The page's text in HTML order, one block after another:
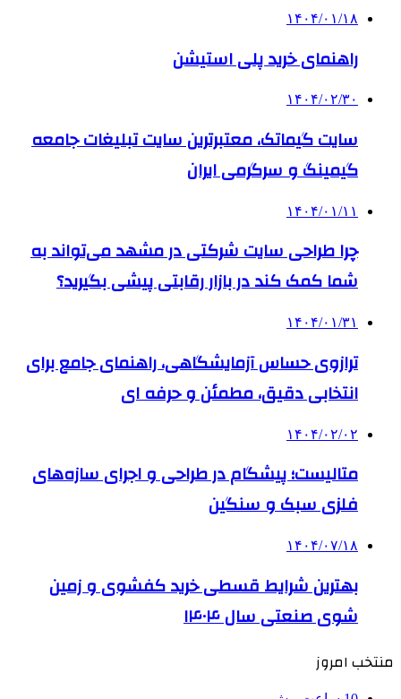
۱۴۰۴/۰۱/۱۸
راهنمای خرید پلی استیشن
۱۴۰۴/۰۲/۳۰
سایت گیماتک، معتبرترین سایت تبلیغات جامعه
گیمینگ و سرگرمی ایران
۱۴۰۴/۰۱/۱۱
چرا طراحی سایت شرکتی در مشهد می‌تواند به
شما کمک کند در بازار رقابتی پیشی بگیرید؟
۱۴۰۴/۰۱/۳۱
ترازوی حساس آزمایشگاهی، راهنمای جامع برای
انتخابی دقیق، مطمئن و حرفه ای
۱۴۰۴/۰۲/۰۲
متالیست؛ پیشگام در طراحی و اجرای سازه‌های
فلزی سبک و سنگین
۱۴۰۴/۰۷/۱۸
بهترین شرایط قسطی خرید کفشوی و زمین
شوی صنعتی سال ۱۴۰۴
منتخب امروز